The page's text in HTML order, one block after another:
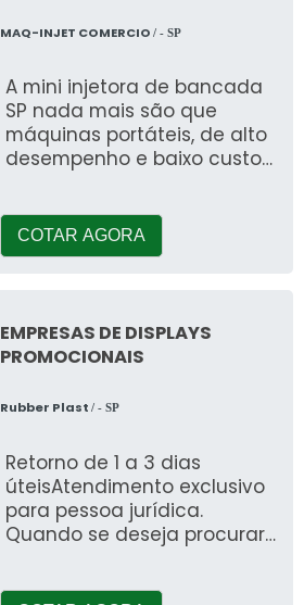
MAQ-INJET COMERCIO / - SP
A mini injetora de bancada
SP nada mais são que
máquinas portáteis, de alto
desempenho e baixo custo
COTAR AGORA
EMPRESAS DE DISPLAYS
PROMOCIONAIS
Rubber Plast / - SP
Retorno de 1 a 3 dias
úteisAtendimento exclusivo
para pessoa jurídica.
Quando se deseja procurar